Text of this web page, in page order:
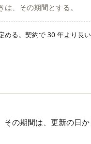
、その期間とする。
る。契約で 30 年より長
の期間は、更新の日